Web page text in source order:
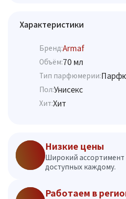
Характеристики
Бренд:Armaf
Объём:70 мл
Тип парфюмерии:
Пол:Унисекс
Хит:Хит
Низкие цены
Широкий
доступных каждому.
Работаем в